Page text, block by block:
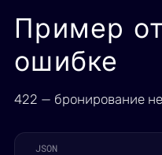
Пример
ошибке
422 — бронирование
JSON